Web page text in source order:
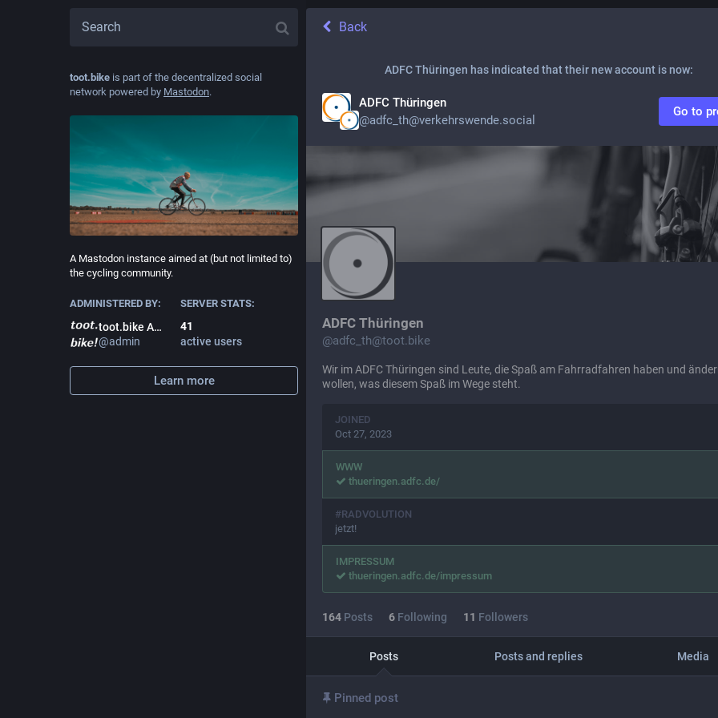
toot.bike is part of the decentralized social
network powered by Mastodon.
A Mastodon instance aimed at (but not limited to)
the cycling community.
ADMINISTERED BY:
toot.bike Admin Team
@admin
SERVER STATS:
41
active users
Learn more
Back
ADFC Thüringen has indicated that their new account is now:
ADFC Thüringen
@adfc_th@verkehrswende.social
Go to
ADFC Thüringen
@adfc_th@toot.bike
Wir im ADFC Thüringen sind Leute, die Spaß am Fahrradfahren haben und
wollen, was diesem Spaß im Wege steht.
JOINED
Oct 27, 2023
WWW
thueringen.adfc.de/
#RADVOLUTION
jetzt!
IMPRESSUM
thueringen.adfc.de/impressum
164 Posts 6 Following 11 Followers
Posts Posts and replies Media
Pinned post